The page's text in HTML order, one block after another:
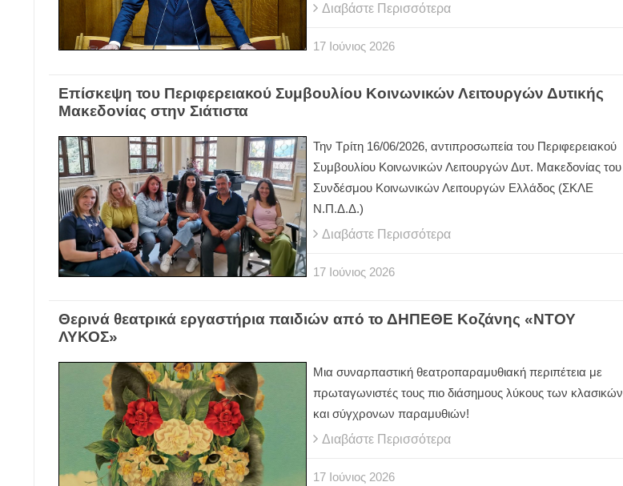
Διαβάστε Περισσότερα
17 Ιούνιος 2026
Επίσκεψη του Περιφερειακού Συμβουλίου Κοινωνικών Λειτουργών Δυτικής
Μακεδονίας στην Σιάτιστα
Την Τρίτη 16/06/2026, αντιπροσωπεία του Περιφερειακού
Συμβουλίου Κοινωνικών Λειτουργών Δυτ. Μακεδονίας του
Συνδέσμου Κοινωνικών Λειτουργών Ελλάδος (ΣΚΛΕ
Ν.Π.Δ.Δ.)
Διαβάστε Περισσότερα
17 Ιούνιος 2026
Θερινά θεατρικά εργαστήρια παιδιών από το ΔΗΠΕΘΕ Κοζάνης «ΝΤΟΥ
ΛΥΚΟΣ»
Μια συναρπαστική θεατροπαραμυθιακή περιπέτεια με
πρωταγωνιστές τους πιο διάσημους λύκους των κλασικών
και σύγχρονων παραμυθιών!
Διαβάστε Περισσότερα
17 Ιούνιος 2026